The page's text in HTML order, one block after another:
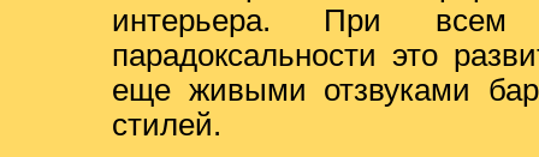
интерьера. При
парадоксальности это
еще живыми отзвуками
стилей.